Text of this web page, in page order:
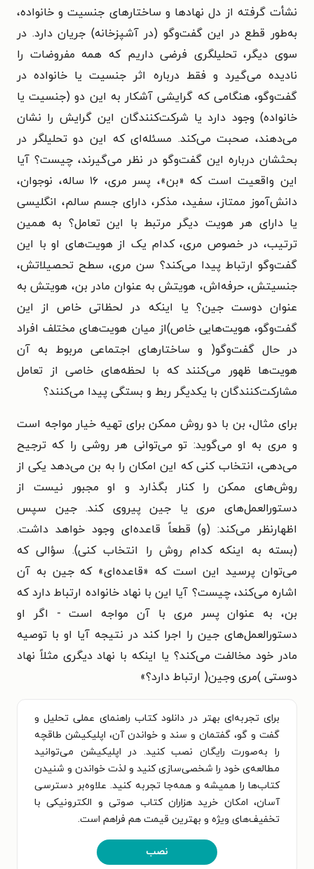
نشأت گرفته از دل نهادها و ساختارهای جنسیت و خانواده،
به‌طور قطع در این گفت‌وگو (در آشپزخانه) جریان دارد. در
سوی دیگر، تحلیلگری فرضی داریم که همه مفروضات را
نادیده می‌گیرد و فقط درباره اثر جنسیت یا خانواده در
گفت‌وگو، هنگامی که گرایشی آشکار به این دو (جنسیت یا
خانواده) وجود دارد یا شرکت‌کنندگان این گرایش را نشان
می‌دهند، صحبت می‌کند. مسئله‌ای که این دو تحلیلگر در
بحثشان درباره این گفت‌وگو در نظر می‌گیرند، چیست؟ آیا
این واقعیت است که «بن»، پسر مری، ۱۶ ساله، نوجوان،
دانش‌آموز ممتاز، سفید، مذکر، دارای جسم سالم، انگلیسی
یا دارای هر هویت دیگر مرتبط با این تعامل؟ به همین
ترتیب، در خصوص مری، کدام یک از هویت‌های او با این
گفت‌وگو ارتباط پیدا می‌کند؟ سن مری، سطح تحصیلاتش،
جنسیتش، حرفه‌اش، هویتش به عنوان مادر بن، هویتش به
عنوان دوست جین؟ یا اینکه در لحظاتی خاص از این
گفت‌وگو، هویت‌هایی خاص)از میان هویت‌های مختلف افراد
در حال گفت‌وگو( و ساختارهای اجتماعی مربوط به آن
هویت‌ها ظهور می‌کنند که با لحظه‌های خاصی از تعامل
مشارکت‌کنندگان با یکدیگر ربط و بستگی پیدا می‌کنند؟
برای مثال، بن با دو روش ممکن برای تهیه خیار مواجه است
و مری به او می‌گوید: تو می‌توانی هر روشی را که ترجیح
می‌دهی، انتخاب کنی که این امکان را به بن می‌دهد یکی از
روش‌های ممکن را کنار بگذارد و او مجبور نیست از
دستورالعمل‌های مری یا جین پیروی کند. جین سپس
اظهارنظر می‌کند: (و) قطعاً قاعده‌ای وجود خواهد داشت.
(بسته به اینکه کدام روش را انتخاب کنی). سؤالی که
می‌توان پرسید این است که «قاعده‌ای» که جین به آن
اشاره می‌کند، چیست؟ آیا این با نهاد خانواده ارتباط دارد که
بن، به عنوان پسر مری با آن مواجه است - اگر او
دستورالعمل‌های جین را اجرا کند در نتیجه آیا او با توصیه
مادر خود مخالفت می‌کند؟ یا اینکه با نهاد دیگری مثلاً نهاد
دوستی )مری وجین( ارتباط دارد؟»
برای تجربه‌ای بهتر در دانلود کتاب راهنمای عملی تحلیل و
گفت و گو، گفتمان و سند و خواندن آن، اپلیکیشن طاقچه
را به‌صورت رایگان نصب کنید. در اپلیکیشن می‌توانید
مطالعه‌ی خود را شخصی‌سازی کنید و لذت خواندن و شنیدن
کتاب‌ها را همیشه و همه‌جا تجربه کنید. علاوه‌بر دسترسی
آسان، امکان خرید هزاران کتاب صوتی و الکترونیکی با
تخفیف‌های ویژه و بهترین قیمت هم فراهم است.
نصب